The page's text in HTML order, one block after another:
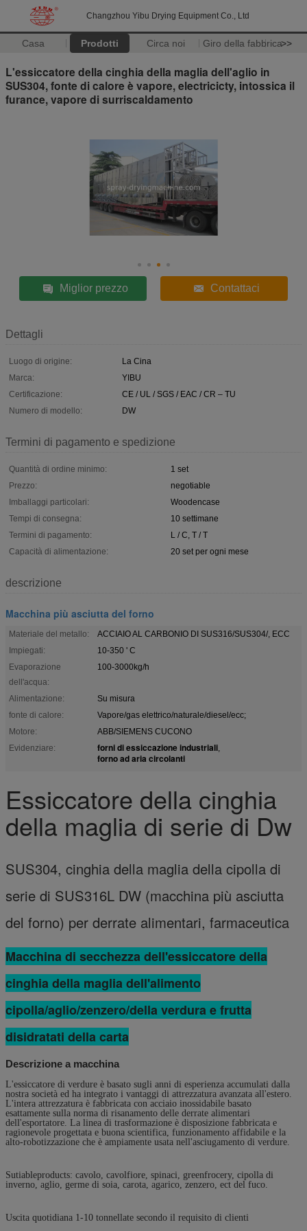
Changzhou Yibu Drying Equipment Co., Ltd
Casa Prodotti Circa noi Giro della fabbrica>>
L'essiccatore della cinghia della maglia dell'aglio in
SUS304, fonte di calore è vapore, electricicty, intossica il
furance, vapore di surriscaldamento
Miglior prezzo Contattaci
Dettagli
Luogo di origine:
La Cina
Marca:
YIBU
Certificazione:
CE / UL / SGS / EAC / CR – TU
Numero di modello:
DW
Termini di pagamento e spedizione
Quantità di ordine minimo:
1 set
Prezzo:
negotiable
Imballaggi particolari:
Woodencase
Tempi di consegna:
10 settimane
Termini di pagamento:
L / C, T / T
Capacità di alimentazione:
20 set per ogni mese
descrizione
Macchina più asciutta del forno
Materiale del metallo:
ACCIAIO AL CARBONIO DI SUS316/SUS304/, ECC
Impiegati:
10-350 ' C
Evaporazione
dell'acqua:
100-3000kg/h
Alimentazione:
Su misura
fonte di calore:
Vapore/gas elettrico/naturale/diesel/ecc;
Motore:
ABB/SIEMENS CUCONO
Evidenziare:
forni di essiccazione industriali,
forno ad aria circolanti
Essiccatore della cinghia
della maglia di serie di Dw
SUS304, cinghia della maglia della cipolla di
serie di SUS316L DW (macchina più asciutta
del forno) per derrate alimentari, farmaceutica
Macchina di secchezza dell'essiccatore della
cinghia della maglia dell'alimento
cipolla/aglio/zenzero/della verdura e frutta
disidratati della carta
Descrizione a macchina
L'essiccatore di verdure è basato sugli anni di esperienza accumulati dalla
nostra società ed ha integrato i vantaggi di attrezzatura avanzata all'estero.
L'intera attrezzatura è fabbricata con acciaio inossidabile basato
esattamente sulla norma di risanamento delle derrate alimentari
dell'esportatore. La linea di trasformazione è disposizione fabbricata e
ragionevole progettata e buona scientifica, funzionamento affidabile e la
alto-robotizzazione che è ampiamente usata nell'asciugamento di verdure.
Sutiableproducts: cavolo, cavolfiore, spinaci, greenfrocery, cipolla di
inverno, aglio, germe di soia, carota, agarico, zenzero, ect del fuco.
Uscita quotidiana 1-10 tonnellate secondo il requisito di clienti